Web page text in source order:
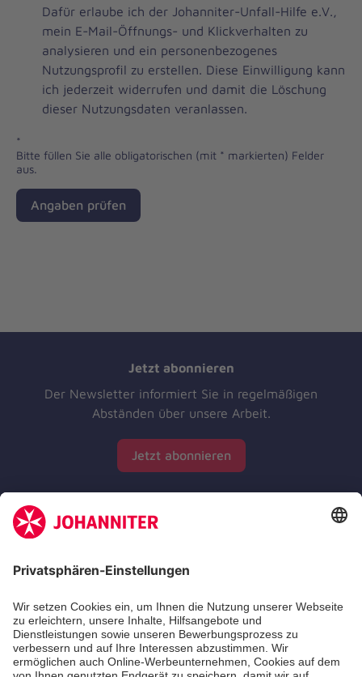
Newsletter
Checkbox
Dafür erlaube ich der Johanniter-Unfall-Hilfe e.V.,
mein E-Mail-Öffnungs- und Klickverhalten zu
analysieren und ein personenbezogenes
Nutzungsprofil zu erstellen. Diese Einwilligung kann
ich jederzeit widerrufen und damit die Löschung
dieser Nutzungsdaten veranlassen.
*
Bitte füllen Sie alle obligatorischen (mit * markierten) Felder
aus.
Angaben prüfen
Jetzt abonnieren
Der Newsletter informiert Sie in regelmäßigen
Abständen über unsere Arbeit.
Jetzt abonnieren
Zertifizierung der Johanniter-Unfall-Hilfe e.V.
Die Johanniter GmbH führt das Spendenzertifikat
des Deutschen Spendenrats e.V.